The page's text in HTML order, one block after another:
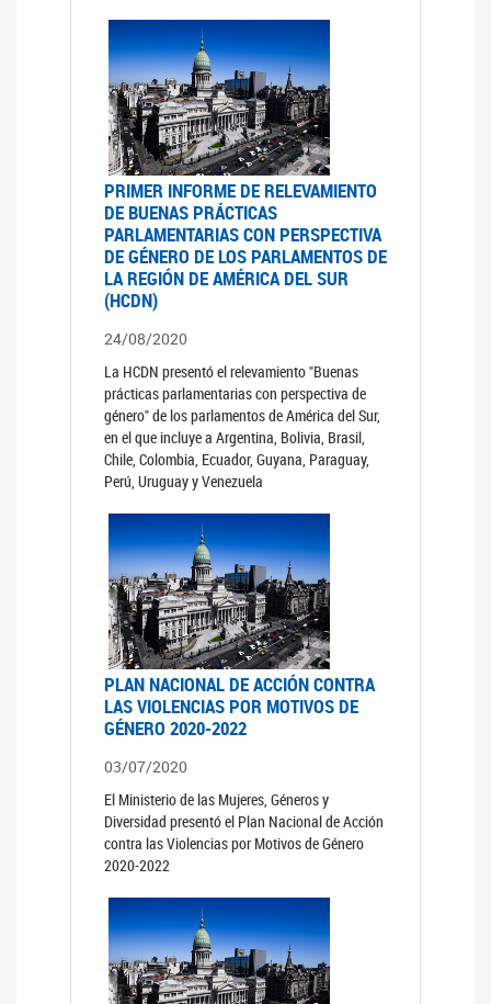
PRIMER INFORME DE RELEVAMIENTO
DE BUENAS PRÁCTICAS
PARLAMENTARIAS CON PERSPECTIVA
DE GÉNERO DE LOS PARLAMENTOS DE
LA REGIÓN DE AMÉRICA DEL SUR
(HCDN)
24/08/2020
La HCDN presentó el relevamiento "Buenas
prácticas parlamentarias con perspectiva de
género" de los parlamentos de América del Sur,
en el que incluye a Argentina, Bolivia, Brasil,
Chile, Colombia, Ecuador, Guyana, Paraguay,
Perú, Uruguay y Venezuela
PLAN NACIONAL DE ACCIÓN CONTRA
LAS VIOLENCIAS POR MOTIVOS DE
GÉNERO 2020-2022
03/07/2020
El Ministerio de las Mujeres, Géneros y
Diversidad presentó el Plan Nacional de Acción
contra las Violencias por Motivos de Género
2020-2022